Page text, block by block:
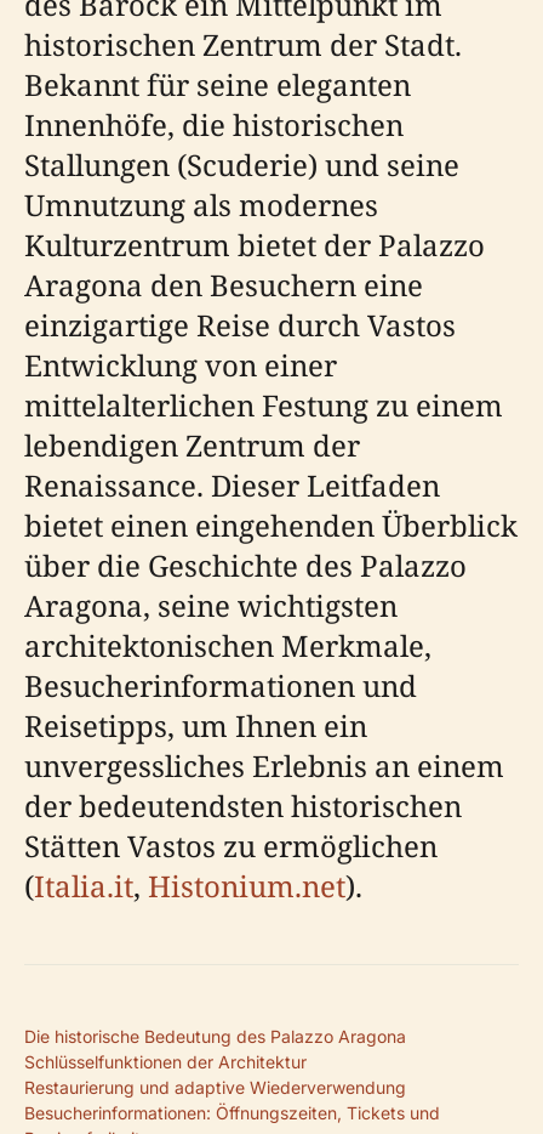
historischen Zentrum der Stadt.
Bekannt für seine eleganten
Innenhöfe, die historischen
Stallungen (Scuderie) und seine
Umnutzung als modernes
Kulturzentrum bietet der Palazzo
Aragona den Besuchern eine
einzigartige Reise durch Vastos
Entwicklung von einer
mittelalterlichen Festung zu einem
lebendigen Zentrum der
Renaissance. Dieser Leitfaden
bietet einen eingehenden Überblick
über die Geschichte des Palazzo
Aragona, seine wichtigsten
architektonischen Merkmale,
Besucherinformationen und
Reisetipps, um Ihnen ein
unvergessliches Erlebnis an einem
der bedeutendsten historischen
Stätten Vastos zu ermöglichen
(Italia.it, Histonium.net).
Die historische Bedeutung des Palazzo Aragona
Schlüsselfunktionen der Architektur
Restaurierung und adaptive Wiederverwendung
Besucherinformationen: Öffnungszeiten, Tickets und